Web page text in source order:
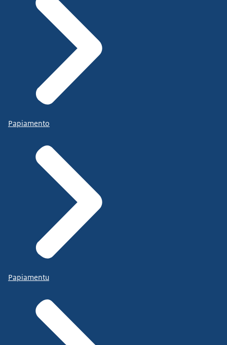
Papiamento
Papiamentu